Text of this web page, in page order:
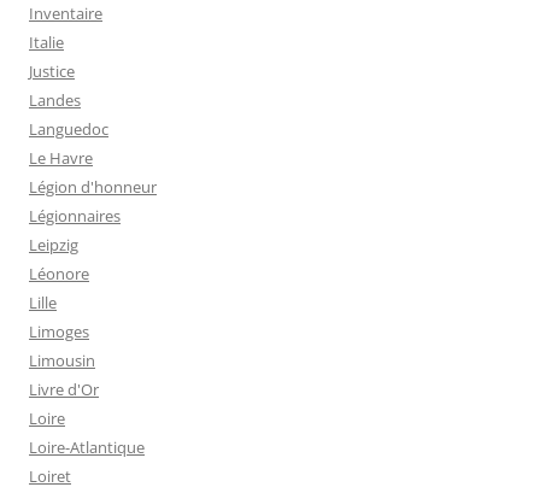
Inventaire
Italie
Justice
Landes
Languedoc
Le Havre
Légion d'honneur
Légionnaires
Leipzig
Léonore
Lille
Limoges
Limousin
Livre d'Or
Loire
Loire-Atlantique
Loiret